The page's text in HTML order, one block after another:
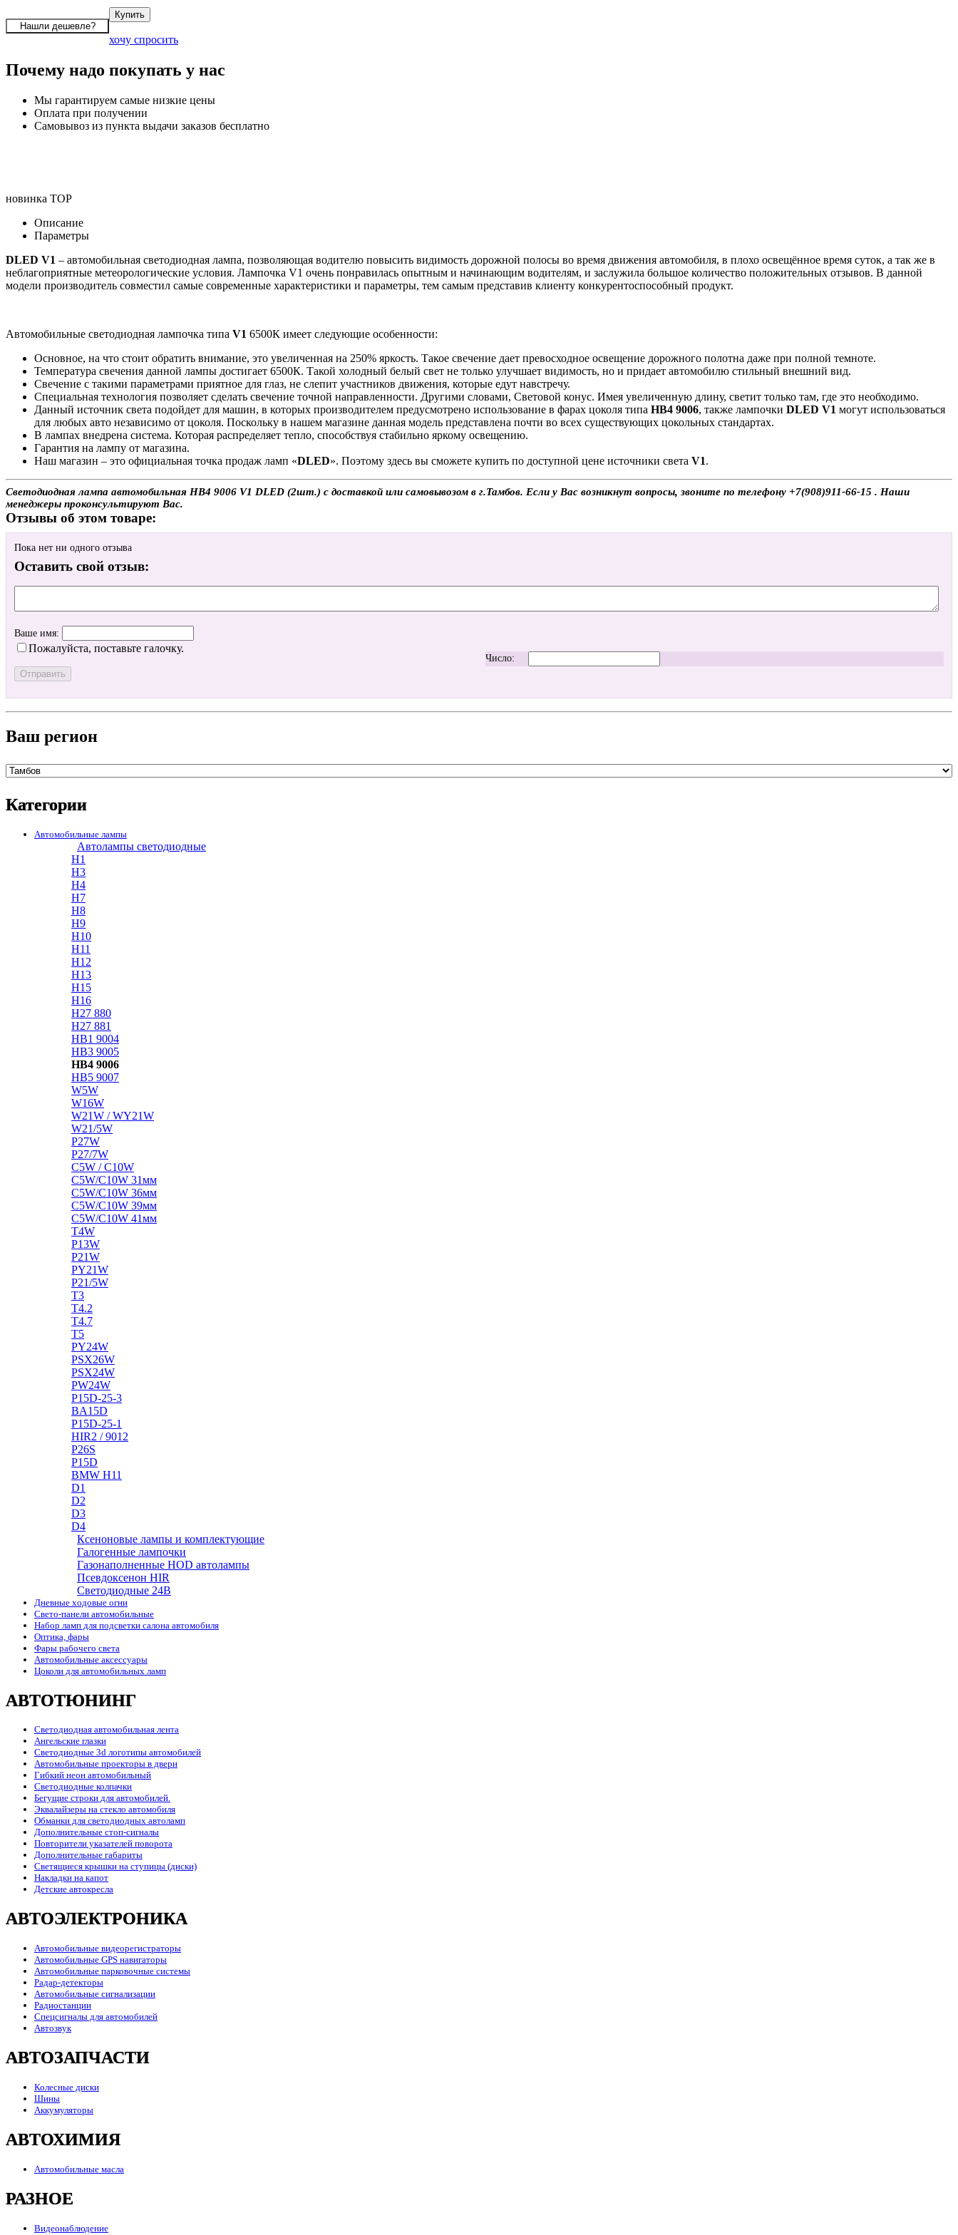
хочу спросить
Почему надо покупать у нас
Мы гарантируем самые низкие цены
Оплата при получении
Самовывоз из пункта выдачи заказов бесплатно
новинка TOP
Описание
Параметры
DLED V1 – автомобильная светодиодная лампа, позволяющая водителю повысить видимость дорожной полосы во время движения автомобиля, в плохо освещённое время суток, а так же в
неблагоприятные метеорологические условия. Лампочка V1 очень понравилась опытным и начинающим водителям, и заслужила большое количество положительных отзывов. В данной
модели производитель совместил самые современные характеристики и параметры, тем самым представив клиенту конкурентоспособный продукт.
Автомобильные светодиодная лампочка типа V1 6500К имеет следующие особенности:
Основное, на что стоит обратить внимание, это увеличенная на 250% яркость. Такое свечение дает превосходное освещение дорожного полотна даже при полной темноте.
Температура свечения данной лампы достигает 6500К. Такой холодный белый свет не только улучшает видимость, но и придает автомобилю стильный внешний вид.
Свечение с такими параметрами приятное для глаз, не слепит участников движения, которые едут навстречу.
Специальная технология позволяет сделать свечение точной направленности. Другими словами, Световой конус. Имея увеличенную длину, светит только там, где это необходимо.
Данный источник света подойдет для машин, в которых производителем предусмотрено использование в фарах цоколя типа HB4 9006, также лампочки DLED V1 могут использоваться
для любых авто независимо от цоколя. Поскольку в нашем магазине данная модель представлена почти во всех существующих цокольных стандартах.
В лампах внедрена система. Которая распределяет тепло, способствуя стабильно яркому освещению.
Гарантия на лампу от магазина.
Наш магазин – это официальная точка продаж ламп «DLED». Поэтому здесь вы сможете купить по доступной цене источники света V1.
Светодиодная лампа автомобильная HB4 9006 V1 DLED (2шт.) с доставкой или самовывозом в г.Тамбов. Если у Вас возникнут вопросы, звоните по телефону +7(908)911-66-15 . Наши
менеджеры проконсультируют Вас.
Отзывы об этом товаре:
Пока нет ни одного отзыва
Оставить свой отзыв:
Ваше имя:
Пожалуйста, поставьте галочку.
Число:
Ваш регион
Категории
Автомобильные лампы
Автолампы светодиодные
H1
H3
H4
H7
H8
H9
H10
H11
H12
H13
H15
H16
H27 880
H27 881
HB1 9004
HB3 9005
HB4 9006
HB5 9007
W5W
W16W
W21W / WY21W
W21/5W
P27W
P27/7W
C5W / C10W
C5W/C10W 31мм
C5W/C10W 36мм
C5W/C10W 39мм
C5W/C10W 41мм
T4W
P13W
P21W
PY21W
P21/5W
T3
T4.2
T4.7
T5
PY24W
PSX26W
PSX24W
PW24W
P15D-25-3
BA15D
P15D-25-1
HIR2 / 9012
P26S
P15D
BMW H11
D1
D2
D3
D4
Ксеноновые лампы и комплектующие
Галогенные лампочки
Газонаполненные HOD автолампы
Псевдоксенон HIR
Cветодиодные 24B
Дневные ходовые огни
Свето-панели автомобильные
Набор ламп для подсветки салона автомобиля
Оптика, фары
Фары рабочего света
Автомобильные аксессуары
Цоколи для автомобильных ламп
АВТОТЮНИНГ
Светодиодная автомобильная лента
Ангельские глазки
Светодиодные 3d логотипы автомобилей
Автомобильные проекторы в двери
Гибкий неон автомобильный
Светодиодные колпачки
Бегущие строки для автомобилей.
Эквалайзеры на стекло автомобиля
Обманки для светодиодных автоламп
Дополнительные стоп-сигналы
Повторители указателей поворота
Дополнительные габариты
Светящиеся крышки на ступицы (диски)
Накладки на капот
Детские автокресла
АВТОЭЛЕКТРОНИКА
Автомобильные видеорегистраторы
Автомобильные GPS навигаторы
Автомобильные парковочные системы
Радар-детекторы
Автомобильные сигнализации
Радиостанции
Спецсигналы для автомобилей
Автозвук
АВТОЗАПЧАСТИ
Колесные диски
Шины
Аккумуляторы
АВТОХИМИЯ
Автомобильные масла
РАЗНОЕ
Видеонаблюдение